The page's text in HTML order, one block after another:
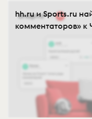
hh.ru и Sports.ru
комментаторов»